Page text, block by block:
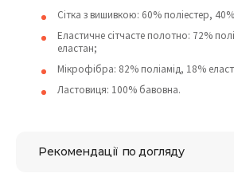
Сітка з вишивкою: 60% поліестер,
Еластичне сітчасте полотно: 72%
еластан;
Мікрофібра: 82% поліамід, 18%
Ластовиця: 100% бавовна.
Рекомендації по догляду